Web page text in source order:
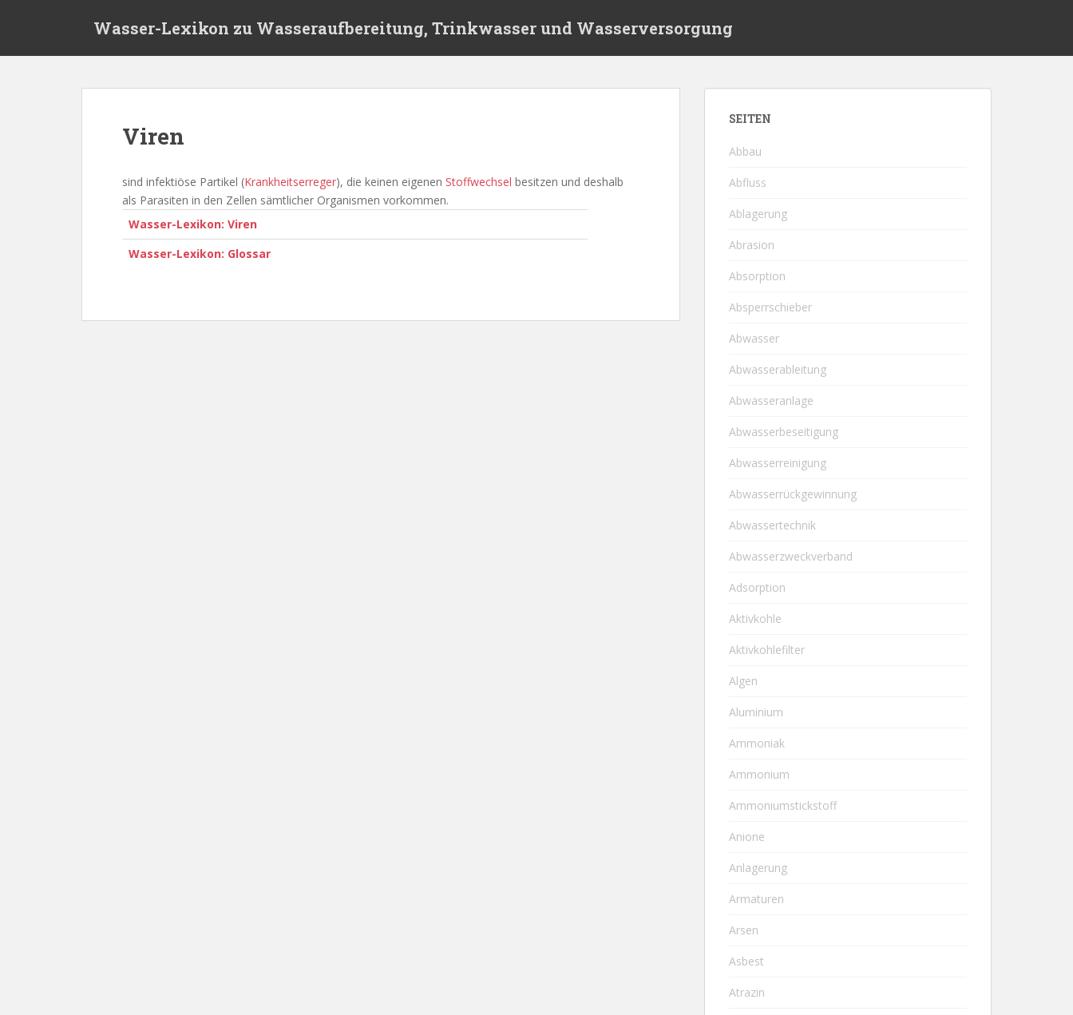
Wasser-Lexikon zu Wasseraufbereitung, Trinkwasser und Wasserversorgung
Viren
sind infektiöse Partikel (Krankheitserreger), die keinen eigenen Stoffwechsel besitzen und deshalb
als Parasiten in den Zellen sämtlicher Organismen vorkommen.
Wasser-Lexikon: Viren
Wasser-Lexikon: Glossar
SEITEN
Abbau
Abfluss
Ablagerung
Abrasion
Absorption
Absperrschieber
Abwasser
Abwasserableitung
Abwasseranlage
Abwasserbeseitigung
Abwasserreinigung
Abwasserrückgewinnung
Abwassertechnik
Abwasserzweckverband
Adsorption
Aktivkohle
Aktivkohlefilter
Algen
Aluminium
Ammoniak
Ammonium
Ammoniumstickstoff
Anione
Anlagerung
Armaturen
Arsen
Asbest
Atrazin